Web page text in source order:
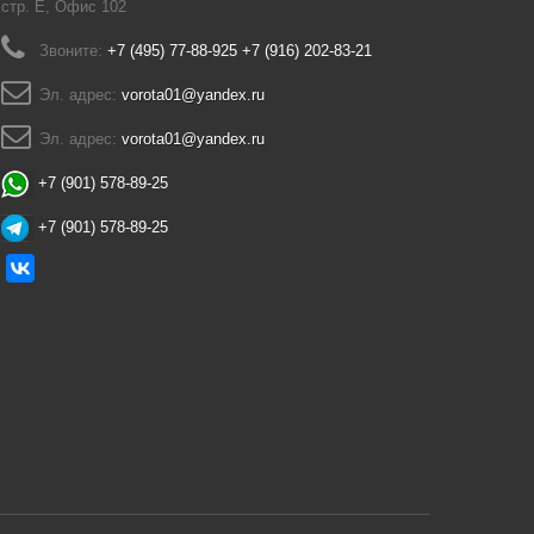
стр. Е, Офис 102
Звоните: +7 (495) 77-88-925 +7 (916) 202-83-21
Эл. адрес: vorota01@yandex.ru
Эл. адрес: vorota01@yandex.ru
+7 (901) 578-89-25
+7 (901) 578-89-25